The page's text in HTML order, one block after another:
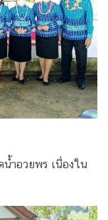
น้ำอวยพร เนื่องใน